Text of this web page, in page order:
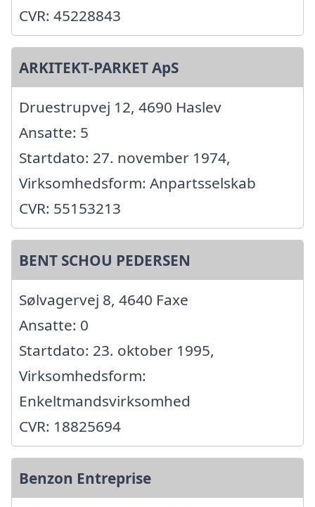
CVR: 45228843
ARKITEKT-PARKET ApS
Druestrupvej 12, 4690 Haslev
Ansatte: 5
Startdato: 27. november 1974,
Virksomhedsform: Anpartsselskab
CVR: 55153213
BENT SCHOU PEDERSEN
Sølvagervej 8, 4640 Faxe
Ansatte: 0
Startdato: 23. oktober 1995,
Virksomhedsform:
Enkeltmandsvirksomhed
CVR: 18825694
Benzon Entreprise